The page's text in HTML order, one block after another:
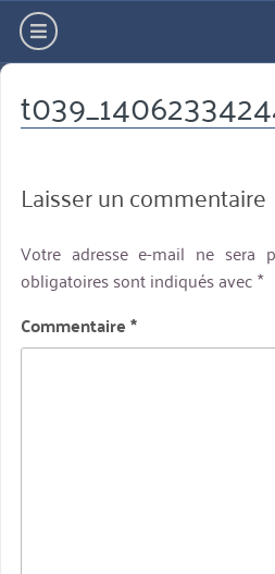
Aller
directement
au
contenu
hamburger
Laisser un commentaire
Votre adresse e-mail ne sera
obligatoires sont indiqués avec*
Commentaire*